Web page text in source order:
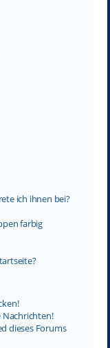
ich ihnen bei?
farbig
dieses Forums